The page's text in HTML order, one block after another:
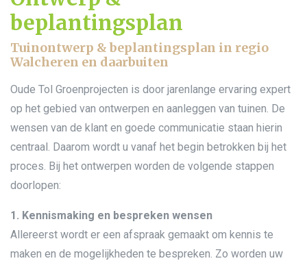
beplantingsplan
Tuinontwerp & beplantingsplan in regio
Walcheren en daarbuiten
Oude Tol Groenprojecten is door jarenlange ervaring expert
op het gebied van ontwerpen en aanleggen van tuinen. De
wensen van de klant en goede communicatie staan hierin
centraal. Daarom wordt u vanaf het begin betrokken bij het
proces. Bij het ontwerpen worden de volgende stappen
doorlopen:
1. Kennismaking en bespreken wensen
Allereerst wordt er een afspraak gemaakt om kennis te
maken en de mogelijkheden te bespreken. Zo worden uw